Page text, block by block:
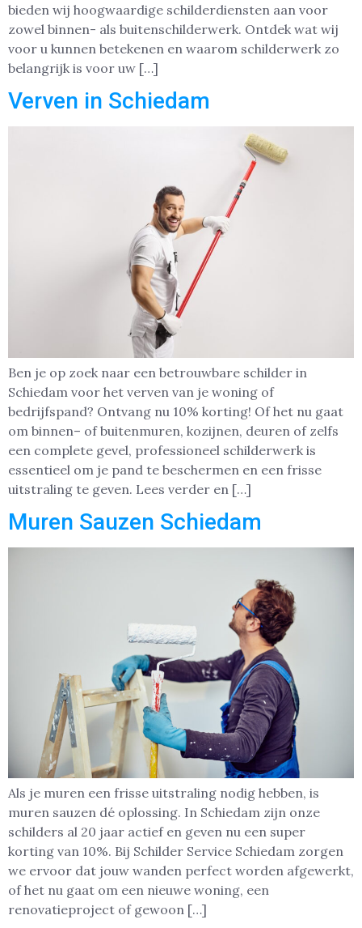
bieden wij hoogwaardige schilderdiensten aan voor
zowel binnen- als buitenschilderwerk. Ontdek wat wij
voor u kunnen betekenen en waarom schilderwerk zo
belangrijk is voor uw […]
Verven in Schiedam
Ben je op zoek naar een betrouwbare schilder in
Schiedam voor het verven van je woning of
bedrijfspand? Ontvang nu 10% korting! Of het nu gaat
om binnen– of buitenmuren, kozijnen, deuren of zelfs
een complete gevel, professioneel schilderwerk is
essentieel om je pand te beschermen en een frisse
uitstraling te geven. Lees verder en […]
Muren Sauzen Schiedam
Als je muren een frisse uitstraling nodig hebben, is
muren sauzen dé oplossing. In Schiedam zijn onze
schilders al 20 jaar actief en geven nu een super
korting van 10%. Bij Schilder Service Schiedam zorgen
we ervoor dat jouw wanden perfect worden afgewerkt,
of het nu gaat om een nieuwe woning, een
renovatieproject of gewoon […]